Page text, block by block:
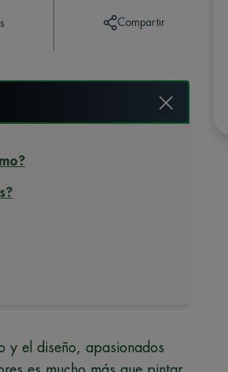
Compartir
y el diseño, apasionados